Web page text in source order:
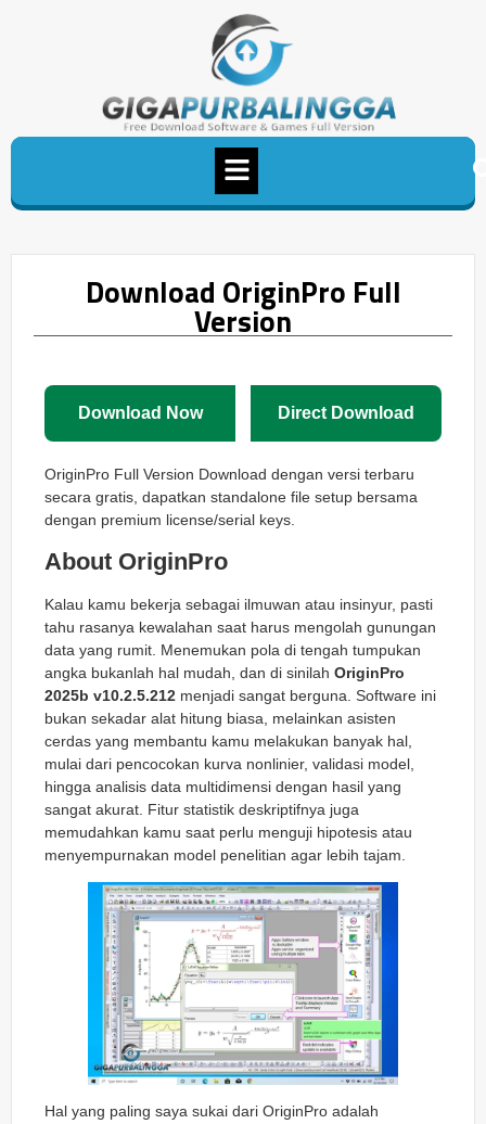
Download OriginPro Full
Version
Download Now Direct Download
OriginPro Full Version Download dengan versi terbaru
secara gratis, dapatkan standalone file setup bersama
dengan premium license/serial keys.
About OriginPro
Kalau kamu bekerja sebagai ilmuwan atau insinyur, pasti
tahu rasanya kewalahan saat harus mengolah gunungan
data yang rumit. Menemukan pola di tengah tumpukan
angka bukanlah hal mudah, dan di sinilah OriginPro
2025b v10.2.5.212 menjadi sangat berguna. Software ini
bukan sekadar alat hitung biasa, melainkan asisten
cerdas yang membantu kamu melakukan banyak hal,
mulai dari pencocokan kurva nonlinier, validasi model,
hingga analisis data multidimensi dengan hasil yang
sangat akurat. Fitur statistik deskriptifnya juga
memudahkan kamu saat perlu menguji hipotesis atau
menyempurnakan model penelitian agar lebih tajam.
Hal yang paling saya sukai dari OriginPro adalah